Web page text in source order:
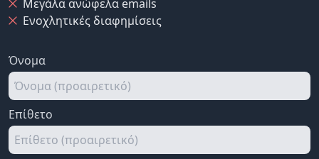
Μεγάλα ανώφελα emails
Ενοχλητικές διαφημίσεις
Όνομα
Επίθετο